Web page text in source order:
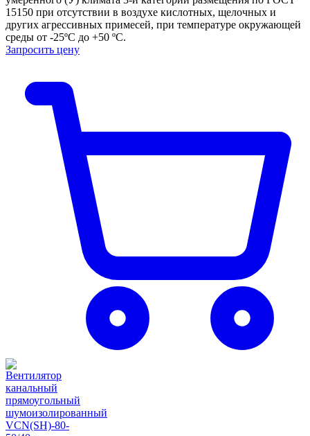
15150 при отсутствии в воздухе кислотных, щелочных и
других агрессивных примесей, при температуре окружающей
среды от -25ºС до +50 ºС.
Запросить цену